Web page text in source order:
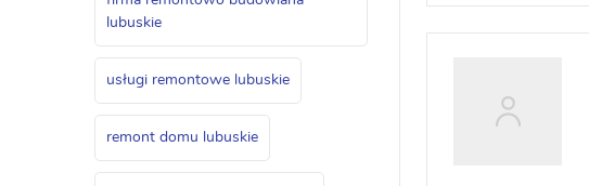
lubuskie
usługi remontowe lubuskie
remont domu lubuskie